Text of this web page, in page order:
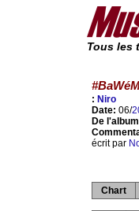
Tous les
: Niro
Date: 06/
De
écrit par
Chart